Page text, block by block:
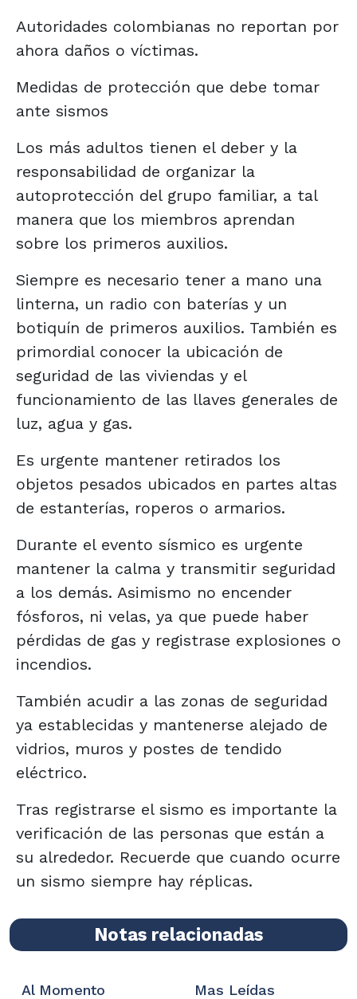
Autoridades colombianas no reportan por
ahora daños o víctimas.
Medidas de protección que debe tomar
ante sismos
Los más adultos tienen el deber y la
responsabilidad de organizar la
autoprotección del grupo familiar, a tal
manera que los miembros aprendan
sobre los primeros auxilios.
Siempre es necesario tener a mano una
linterna, un radio con baterías y un
botiquín de primeros auxilios. También es
primordial conocer la ubicación de
seguridad de las viviendas y el
funcionamiento de las llaves generales de
luz, agua y gas.
Es urgente mantener retirados los
objetos pesados ubicados en partes altas
de estanterías, roperos o armarios.
Durante el evento sísmico es urgente
mantener la calma y transmitir seguridad
a los demás. Asimismo no encender
fósforos, ni velas, ya que puede haber
pérdidas de gas y registrase explosiones o
incendios.
También acudir a las zonas de seguridad
ya establecidas y mantenerse alejado de
vidrios, muros y postes de tendido
eléctrico.
Tras registrarse el sismo es importante la
verificación de las personas que están a
su alrededor. Recuerde que cuando ocurre
un sismo siempre hay réplicas.
Notas relacionadas
Al Momento Mas Leídas